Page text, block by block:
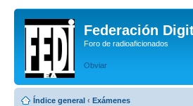
Federación
Foro de radioaficionados
Obviar
Índice general ‹ Exámenes